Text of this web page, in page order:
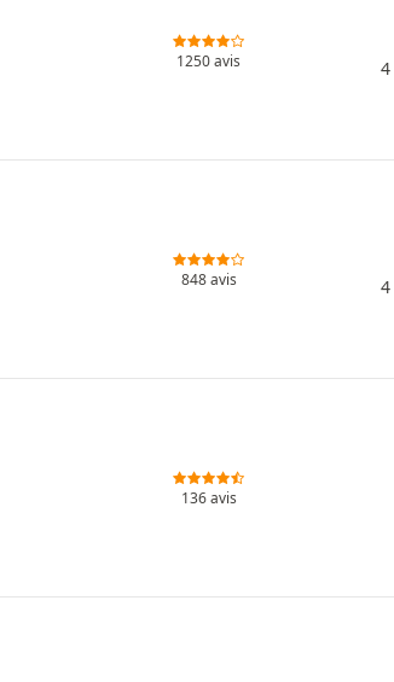
1250 avis
848 avis
136 avis